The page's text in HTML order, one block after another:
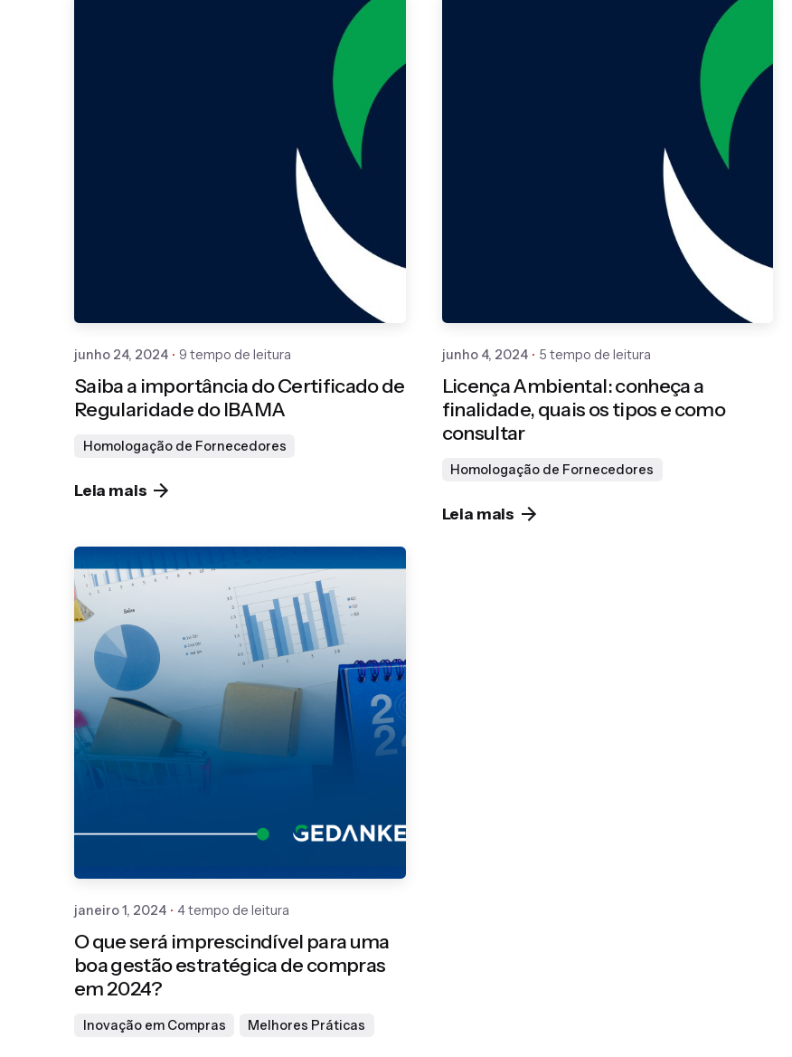
Publicado por
junho 24, 2024 9 tempo de leitura
Saiba a importância do Certificado de
Regularidade do IBAMA
Homologação de Fornecedores
Leia mais
Publicado por
junho 4, 2024 5 tempo de leitura
Licença Ambiental: conheça a
finalidade, quais os tipos e como
consultar
Homologação de Fornecedores
Leia mais
janeiro 1, 2024 4 tempo de leitura
O que será imprescindível para uma
boa gestão estratégica de compras
em 2024?
Inovação em Compras Melhores Práticas